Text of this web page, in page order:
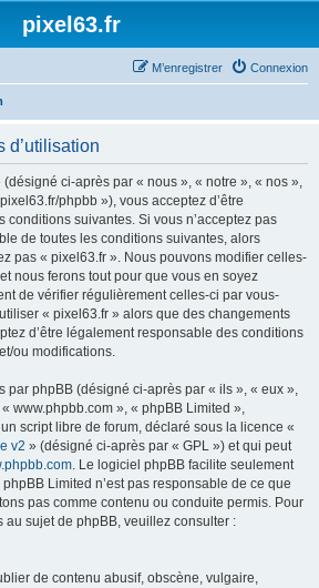
pixel63.fr
Connexion
M’enregistrer
d’utilisation
ci-après par « nous », « notre », « nos »,
phpbb »), vous acceptez d’être
conditions suivantes. Si vous n’acceptez pas
de toutes les conditions suivantes, alors
pas « pixel63.fr ». Nous pouvons modifier celles-
nous ferons tout pour que vous en soyez
de vérifier régulièrement celles-ci par vous-
« pixel63.fr » alors que des changements
d’être légalement responsable des conditions
ou modifications.
par phpBB (désigné ci-après par « ils », « eux »,
www.phpbb.com », « phpBB Limited »,
script libre de forum, déclaré sous la licence «
v2 » (désigné ci-après par « GPL ») et qui peut
. Le logiciel phpBB facilite seulement
Limited n’est pas responsable de ce que
pas comme contenu ou conduite permis. Pour
sujet de phpBB, veuillez consulter :
de contenu abusif, obscène, vulgaire,